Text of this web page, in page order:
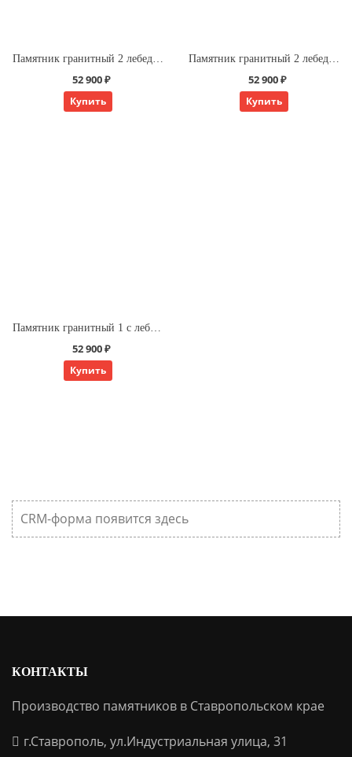
Памятник гранитный 2 лебедь держит сердце
52 900 ₽
Купить
Памятник гранитный 2 лебедь держит овал
52 900 ₽
Купить
Памятник гранитный 1 с лебедем
52 900 ₽
Купить
CRM-форма появится здесь
КОНТАКТЫ
Производство памятников в Ставропольском крае
г.Ставрополь, ул.Индустриальная улица, 31